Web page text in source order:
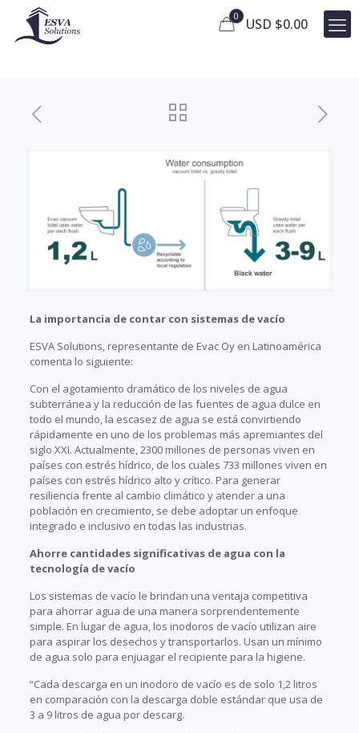
0 USD $0.00
La importancia de contar con sistemas de vacío
ESVA Solutions, representante de Evac Oy en Latinoamérica
comenta lo siguiente:
Con el agotamiento dramático de los niveles de agua
subterránea y la reducción de las fuentes de agua dulce en
todo el mundo, la escasez de agua se está convirtiendo
rápidamente en uno de los problemas más apremiantes del
siglo XXI. Actualmente, 2300 millones de personas viven en
países con estrés hídrico, de los cuales 733 millones viven en
países con estrés hídrico alto y crítico. Para generar
resiliencia frente al cambio climático y atender a una
población en crecimiento, se debe adoptar un enfoque
integrado e inclusivo en todas las industrias.
Ahorre cantidades significativas de agua con la
tecnología de vacío
Los sistemas de vacío le brindan una ventaja competitiva
para ahorrar agua de una manera sorprendentemente
simple. En lugar de agua, los inodoros de vacío utilizan aire
para aspirar los desechos y transportarlos. Usan un mínimo
de agua solo para enjuagar el recipiente para la higiene.
“Cada descarga en un inodoro de vacío es de solo 1,2 litros
en comparación con la descarga doble estándar que usa de
3 a 9 litros de agua por descarg.